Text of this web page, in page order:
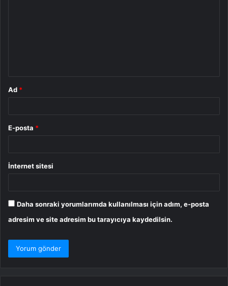
Ad *
E-posta *
İnternet sitesi
Daha sonraki yorumlarımda kullanılması için adım, e-posta
adresim ve site adresim bu tarayıcıya kaydedilsin.